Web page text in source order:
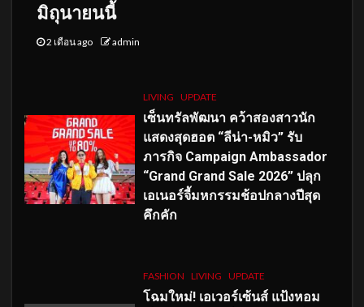
มิถุนายนนี้
2 เดือน ago admin
LIVING UPDATE
เซ็นทรัลพัฒนา คว้าสองสาวนัก
แสดงสุดฮอต “ลีน่า-หมิว” รับ
ภารกิจ Campaign Ambassador
“Grand Grand Sale 2026” ปลุก
เอเนอร์จี้มหกรรมช้อปกลางปีสุด
คึกคัก
FASHION LIVING UPDATE
โฉมใหม่! เอเวอร์เซ้นส์ แป้งหอม